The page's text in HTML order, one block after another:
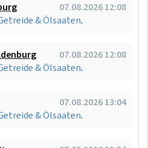
07.08.2026 12:08
& Ölsaaten.
07.08.2026 12:08
& Ölsaaten.
07.08.2026 13:04
& Ölsaaten.